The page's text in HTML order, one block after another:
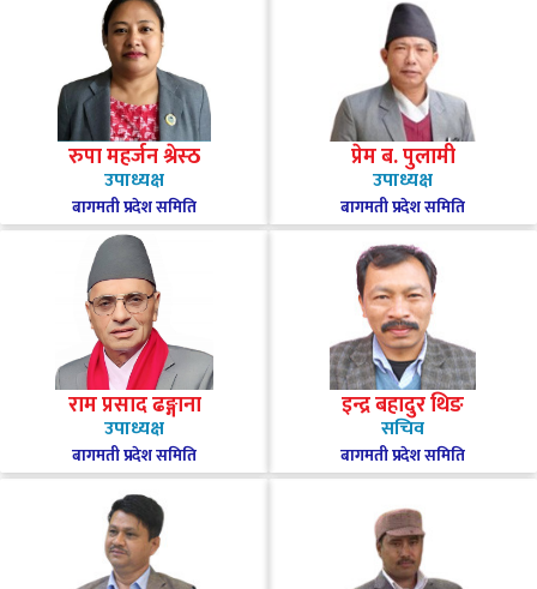
रुपा महर्जन श्रेस्ठ
उपाध्यक्ष
बागमती प्रदेश समिति
प्रेम ब. पुलामी
उपाध्यक्ष
बागमती प्रदेश समिति
राम प्रसाद ढङ्गाना
उपाध्यक्ष
बागमती प्रदेश समिति
इन्द्र बहादुर थिङ
सचिव
बागमती प्रदेश समिति